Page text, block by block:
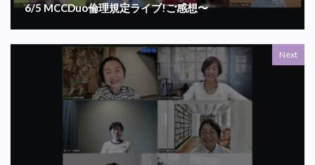
6/5 MCCDuo倫理規定ライブ!ご感想〜
Next